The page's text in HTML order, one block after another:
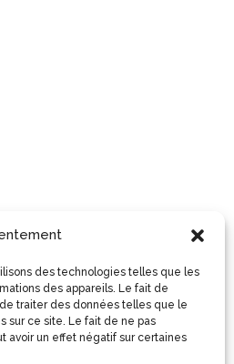
des technologies telles que les
des appareils. Le fait de
traiter des données telles que le
sur ce site. Le fait de ne pas
avoir un effet négatif sur certaines